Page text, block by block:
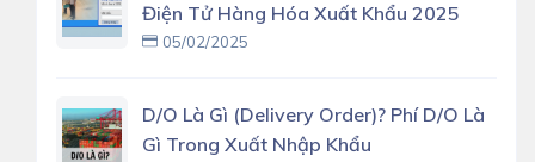
Điện Tử Hàng Hóa Xuất Khẩu 2025
05/02/2025
D/O Là Gì (delivery Order)? Phí D/O Là
Gì Trong Xuất Nhập Khẩu